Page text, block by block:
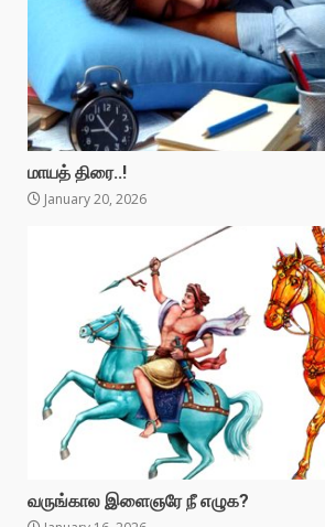
மாயத் திரை..!
January 20, 2026
வருங்கால இளைஞரே நீ எழுக?